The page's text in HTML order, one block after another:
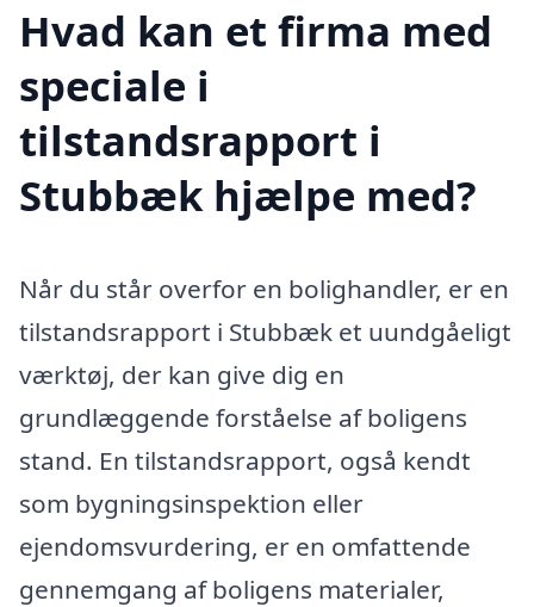
Hvad kan et firma med
speciale i
tilstandsrapport i
Stubbæk hjælpe med?
Når du står overfor en bolighandler, er en
tilstandsrapport i Stubbæk et uundgåeligt
værktøj, der kan give dig en
grundlæggende forståelse af boligens
stand. En tilstandsrapport, også kendt
som bygningsinspektion eller
ejendomsvurdering, er en omfattende
gennemgang af boligens materialer,